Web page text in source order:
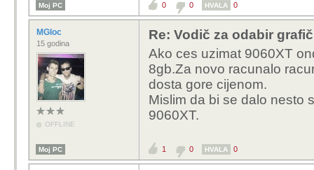
zahtjevno a vidim ima
boostat u igrama na
programom
kutu vidis potrosnju
klokove i temperature.
Ja bi isto svakako
Moj PC 0 0 HVALA 0
MGloc
15 godina
OFFLINE
Re: Vodič za odabir
Ako ces uzimat 9060XT
8gb.Za novo racunalo
dosta gore cijenom.
Mislim da bi se dalo nesto
9060XT.
Moj PC 1 0 HVALA 0